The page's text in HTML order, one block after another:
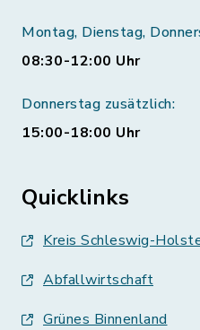
Montag, Dienstag,
08:30-12:00 Uhr
Donnerstag zusätzlich:
15:00-18:00 Uhr
Quicklinks
Kreis Schleswig-
Abfallwirtschaft
Grünes Binnenland